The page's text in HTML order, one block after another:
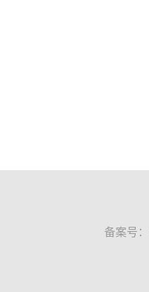
备案号：